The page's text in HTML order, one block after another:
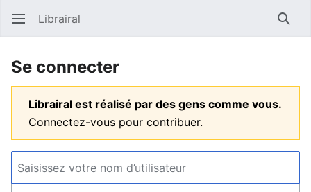
Ouvrir le menu principal Librairal
Se connecter
Librairal est réalisé par des gens comme vous.
Connectez-vous pour contribuer.